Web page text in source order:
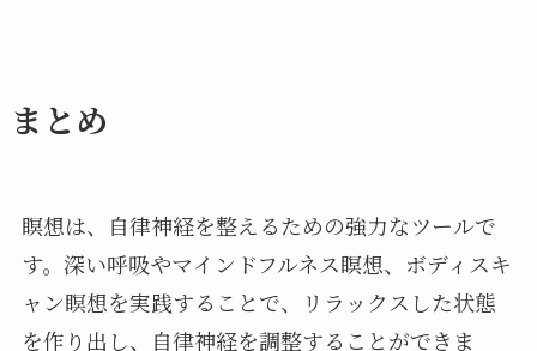
まとめ
瞑想は、自律神経を整えるための強力なツールで
す。深い呼吸やマインドフルネス瞑想、ボディスキ
ャン瞑想を実践することで、リラックスした状態
を作り出し、自律神経を調整することができま